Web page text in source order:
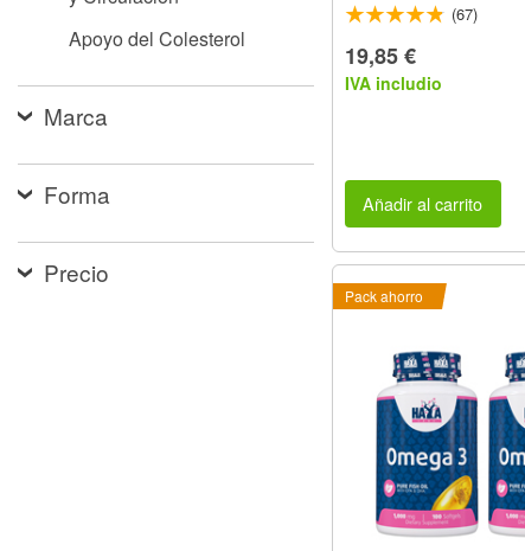
un
menú
Apoyo del Colesterol
Marca
Forma
Precio
(67)
19,85 €
IVA includio
Añadir al carrito
Pack ahorro